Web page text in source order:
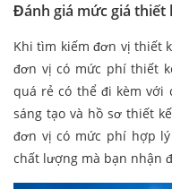
Đánh giá mức giá thiết
Khi tìm kiếm đơn vị thiết
đơn vị có mức phí thiết
quá rẻ có thể đi kèm với
sáng tạo và hồ sơ thiết
đơn vị có mức phí hợp
chất lượng mà bạn nhận